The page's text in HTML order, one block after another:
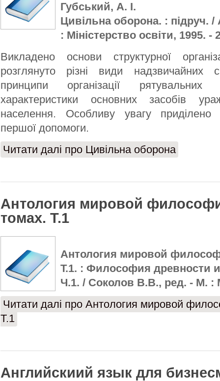
Губський, А. І.
Цивільна оборона. : підруч. /
: Міністерство освіти, 1995. -
Викладено основи структурної
розглянуто різні види надзвичайних
принципи організації рятувальних
характеристики основних засобів
населення. Особливу увагу
першої допомоги.
Читати далі про Цивільна оборона
Антология мировой
томах. Т.1
Антология мировой
Т.1. : Философия древности
Ч.1. / Соколов В.В., ред. - М. :
Читати далі про Антология мировой
Т.1
Английскиий язык для